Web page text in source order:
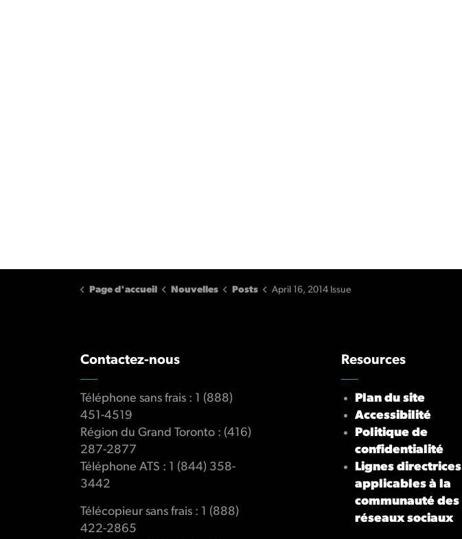
Page d'accueil Nouvelles Posts April 16, 2014 Issue
Contactez-nous
Téléphone sans frais : 1 (888)
451-4519
Région du Grand Toronto : (416)
287-2877
Téléphone ATS : 1 (844) 358-
3442
Télécopieur sans frais : 1 (888)
422-2865
Resources
Plan du site
Accessibilité
Politique de
confidentialité
Lignes directrices
applicables à la
communauté des
réseaux sociaux